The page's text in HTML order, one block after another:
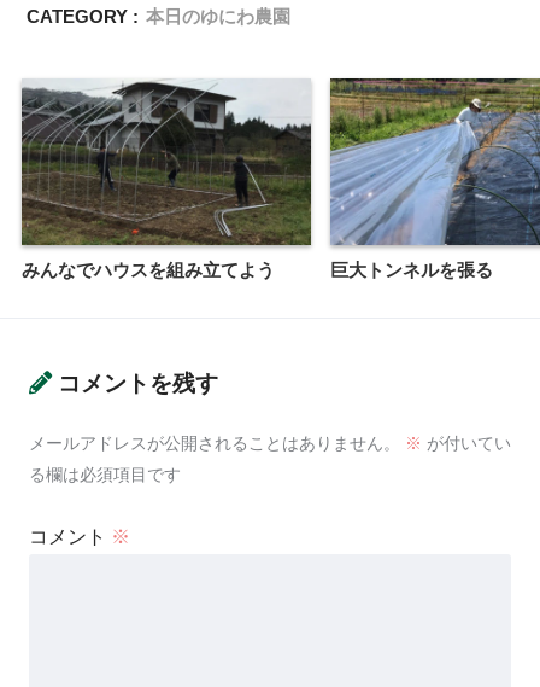
CATEGORY : 本日のゆにわ農園
みんなでハウスを組み立てよう 巨大トンネルを張る
コメントを残す
メールアドレスが公開されることはありません。 ※ が付いてい
る欄は必須項目です
コメント ※